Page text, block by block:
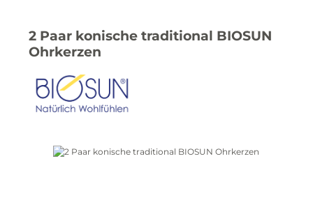
2 Paar konische traditional BIOSUN
Ohrkerzen
Bildergalerie überspringen